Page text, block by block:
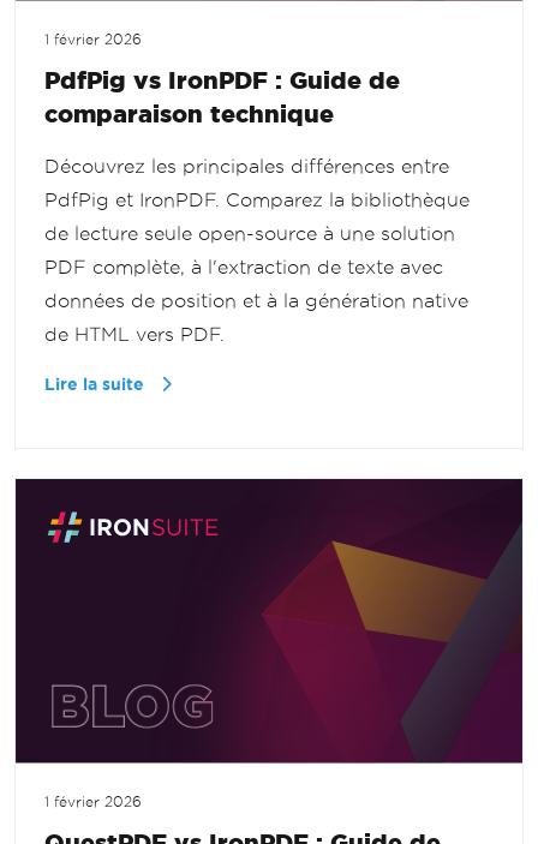
1 février 2026
PdfPig vs IronPDF : Guide de
comparaison technique
Découvrez les principales différences entre
PdfPig et IronPDF. Comparez la bibliothèque
de lecture seule open-source à une solution
PDF complète, à l'extraction de texte avec
données de position et à la génération native
de HTML vers PDF.
Lire la suite
1 février 2026